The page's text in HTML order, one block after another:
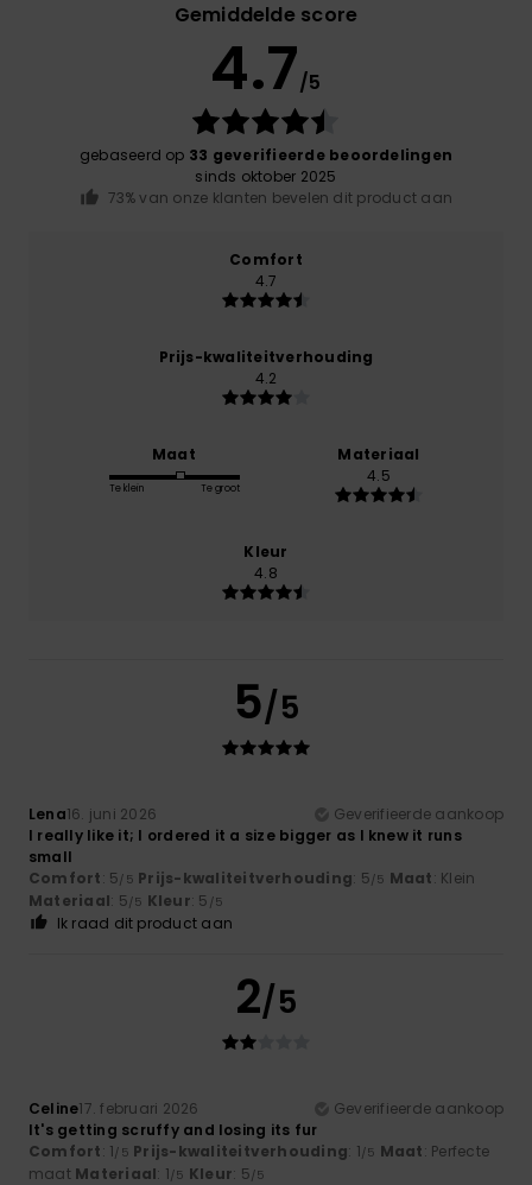
Gemiddelde score
4.7/5
gebaseerd op 33 geverifieerde beoordelingen
sinds oktober 2025
73% van onze klanten bevelen dit product aan
Comfort
4.7
Prijs-kwaliteitverhouding
4.2
Maat
Te klein Te groot
Materiaal
4.5
Kleur
4.8
5/5
Lena16. juni 2026
Geverifieerde aankoop
I really like it; I ordered it a size bigger as I knew it runs
small
Comfort: 5/5 Prijs-kwaliteitverhouding: 5/5 Maat: Klein
Materiaal: 5/5 Kleur: 5 /5
Ik raad dit product aan
2/5
Celine17. februari 2026
Geverifieerde aankoop
It's getting scruffy and losing its fur
Comfort: 1/5 Prijs-kwaliteitverhouding: 1/5 Maat: Perfecte
maat Materiaal: 1/5 Kleur: 5/5